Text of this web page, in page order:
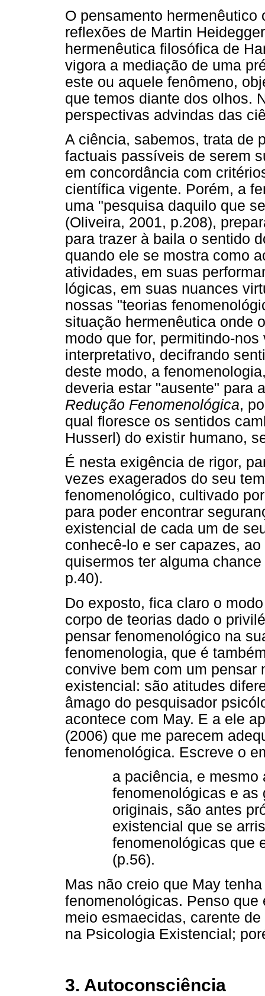
O pensamento
reflexões de Martin
hermenêutica filosófica de
vigora a mediação de uma
este ou aquele fenômeno,
que temos diante dos olhos.
perspectivas advindas das
A ciência, sabemos, trata de
factuais passíveis de serem
em concordância com
científica vigente. Porém, a
uma "pesquisa daquilo que
(Oliveira, 2001, p.208),
para trazer à baila o sentido
quando ele se mostra como
atividades, em suas
lógicas, em suas nuances
nossas "teorias
situação hermenêutica onde
modo que for, permitindo-
interpretativo, decifrando
deste modo, a
deveria estar "ausente" para
Redução Fenomenológica,
qual floresce os sentidos
Husserl) do existir humano,
É nesta exigência de rigor,
vezes exagerados do seu
fenomenológico, cultivado
para poder encontrar
existencial de cada um de
conhecê-lo e ser capazes,
quisermos ter alguma
p.40).
Do exposto, fica claro o
corpo de teorias dado o
pensar fenomenológico na
fenomenologia, que é
convive bem com um pensar
existencial: são atitudes
âmago do pesquisador
acontece com May. E a ele
(2006) que me parecem
fenomenológica. Escreve o
a paciência, e mesmo
fenomenológicas e as
originais, são antes
existencial que se
fenomenológicas que
(p.56).
Mas não creio que May
fenomenológicas. Penso
meio esmaecidas, carente
na Psicologia Existencial;
3. Autoconsciência